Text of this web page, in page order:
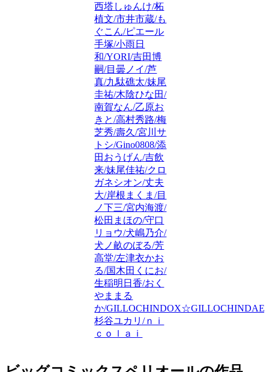
西塔しゅんけ/柘
植文/市井市蔵/も
ぐこん/ピエール
手塚/小雨日
和/YORI/吉田博
嗣/目曇ノイ/芦
真/九駄礁太/妹尾
圭祐/木陰ひな田/
南賀なん/乙原お
きと/高村秀路/梅
芝秀/壽久/宮川サ
トシ/Gino0808/添
田おうげん/吉飲
来/妹尾佳祐/クロ
ガネシオン/丈夫
大/岸根まくま/目
ノ下三/宮内海渡/
松田まほの/守口
リョウ/犬嶋乃介/
犬ノ畝のぼる/芳
高堂/左津衣かお
る/国木田くにお/
生稲明日香/おく
やままる
か/GILLOCHINDOX☆GILLOCHINDAE/
杉谷ユカリ/ｎｉ
ｃｏｌａｉ